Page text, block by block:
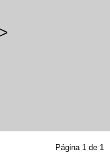
>
Página 1 de 1